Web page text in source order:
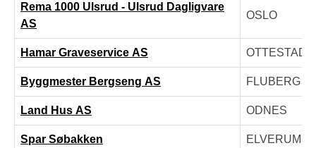
Rema 1000 Ulsrud - Ulsrud Dagligvare
AS
OSLO
Hamar Graveservice AS OTTESTAD
Byggmester Bergseng AS FLUBERG
Land Hus AS ODNES
Spar Søbakken ELVERUM